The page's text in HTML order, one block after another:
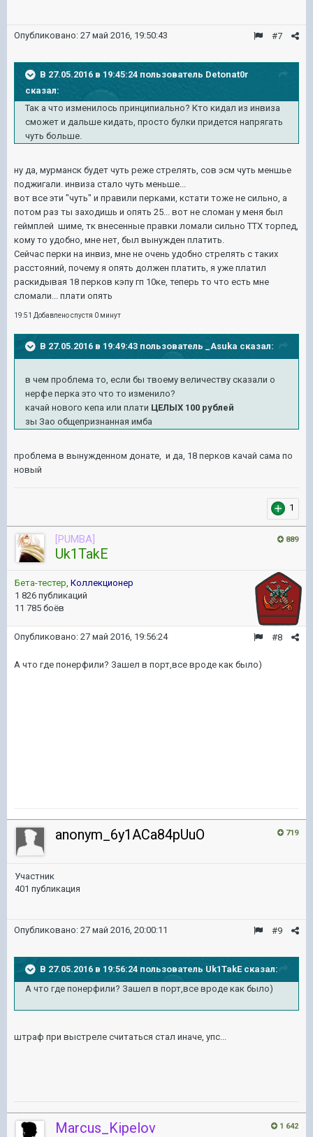
#7
Опубликовано: 27 май 2016, 19:50:43
В 27.05.2016 в 19:45:24 пользователь Detonat0r
сказал:
Так а что изменилось принципиально? Кто кидал из инвиза
сможет и дальше кидать, просто булки придется напрягать
чуть больше.
ну да, мурманск будет чуть реже стрелять, сов эсм чуть меншье
поджигали. инвиза стало чуть меньше...
вот все эти "чуть" и правили перками, кстати тоже не сильно, а
потом раз ты заходишь и опять 25... вот не сломан у меня был
геймплей шиме, тк внесенные правки ломали сильно ТТХ торпед,
кому то удобно, мне нет, был вынужден платить.
Сейчас перки на инвиз, мне не очень удобно стрелять с таких
расстояний, почему я опять должен платить, я уже платил
раскидывая 18 перков кэпу гп 10ке, теперь то что есть мне
сломали... плати опять
19:51 Добавлено спустя 0 минут
В 27.05.2016 в 19:49:43 пользователь _Asuka сказал:
в чем проблема то, если бы твоему величеству сказали о
нерфе перка это что то изменило?
качай нового кепа или плати ЦЕЛЫХ 100 рублей
зы Зао общепризнанная имба
проблема в вынужденном донате, и да, 18 перков качай сама по
новый
1
889
[PUMBA]
Uk1TakE
Бета-тестер, Коллекционер
1 826 публикаций
11 785 боёв
#8
Опубликовано: 27 май 2016, 19:56:24
А что где понерфили? Зашел в порт,все вроде как было)
719
anonym_6y1ACa84pUuO
Участник
401 публикация
#9
Опубликовано: 27 май 2016, 20:00:11
В 27.05.2016 в 19:56:24 пользователь Uk1TakE сказал:
А что где понерфили? Зашел в порт,все вроде как было)
штраф при выстреле считаться стал иначе, упс...
1 642
Marcus_Kipelov